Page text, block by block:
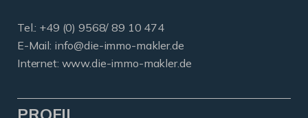
Tel.: +49 (0) 9568/ 89 10 474
E-Mail: info@die-immo-makler.de
Internet: www.die-immo-makler.de